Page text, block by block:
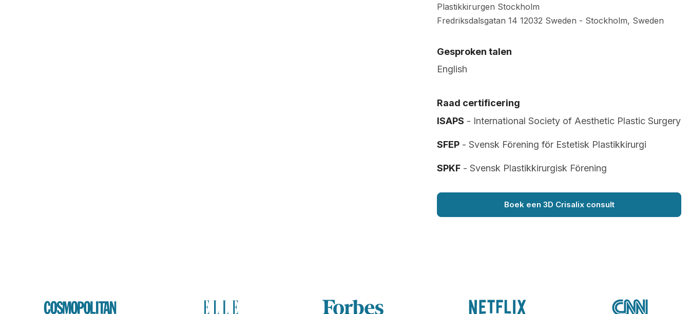
Plastikkirurgen Stockholm
Fredriksdalsgatan 14 12032 Sweden - Stockholm, Sweden
Gesproken talen
English
Raad certificering
ISAPS - International Society of Aesthetic Plastic Surgery
SFEP - Svensk Förening för Estetisk Plastikkirurgi
SPKF - Svensk Plastikkirurgisk Förening
Boek een 3D Crisalix consult